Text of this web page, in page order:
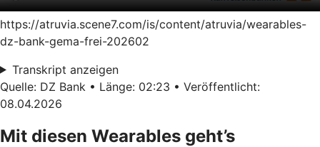
https://atruvia.scene7.com/is/content/atruvia/wearables-
dz-bank-gema-frei-202602
Transkript anzeigen
Quelle: DZ Bank • Länge: 02:23 • Veröffentlicht:
08.04.2026
Mit diesen Wearables geht’s